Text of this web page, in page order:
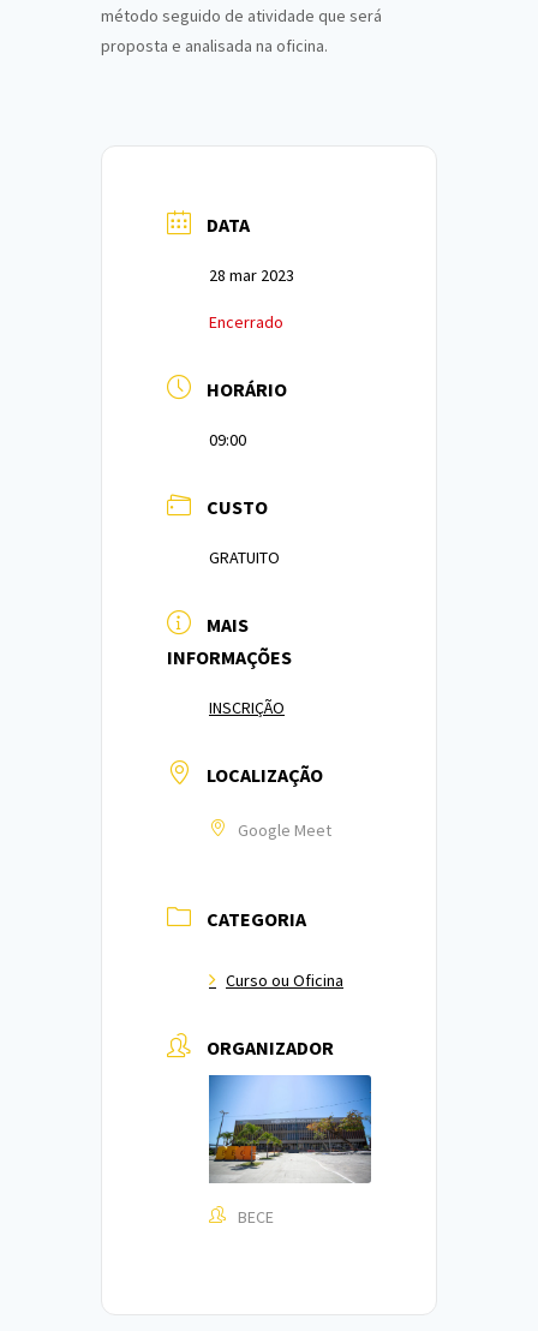
método seguido de atividade que será
proposta e analisada na oficina.
DATA
28 mar 2023
Encerrado
HORÁRIO
09:00
CUSTO
GRATUITO
MAIS
INFORMAÇÕES
INSCRIÇÃO
LOCALIZAÇÃO
Google Meet
CATEGORIA
Curso ou Oficina
ORGANIZADOR
BECE